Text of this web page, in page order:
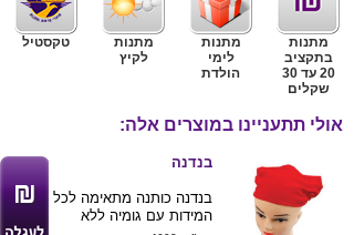
מתנות
בתקציב
20 עד 30
שקלים
מתנות
לימי
הולדת
מתנות
לקיץ
טקסטיל
אולי תתעניינו במוצרים אלה:
בנדנה
בנדנה כותנה מתאימה לכל
המידות עם גומיה ללא